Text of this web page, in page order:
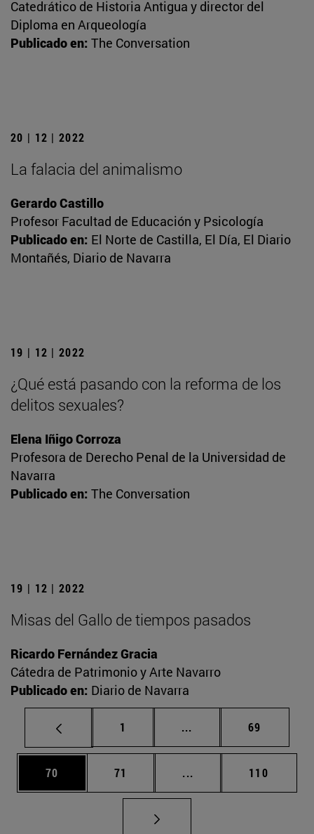
Catedrático de Historia Antigua y director del
Diploma en Arqueología
Publicado en: The Conversation
20 | 12 | 2022
La falacia del animalismo
Gerardo Castillo
Profesor Facultad de Educación y Psicología
Publicado en: El Norte de Castilla, El Día, El Diario
Montañés, Diario de Navarra
19 | 12 | 2022
¿Qué está pasando con la reforma de los
delitos sexuales?
Elena Iñigo Corroza
Profesora de Derecho Penal de la Universidad de
Navarra
Publicado en: The Conversation
19 | 12 | 2022
Misas del Gallo de tiempos pasados
Ricardo Fernández Gracia
Cátedra de Patrimonio y Arte Navarro
Publicado en: Diario de Navarra
Página
1 ... Páginas intermedias
Página
69
Página
70 Página
71 ... Páginas intermedias
Página
110